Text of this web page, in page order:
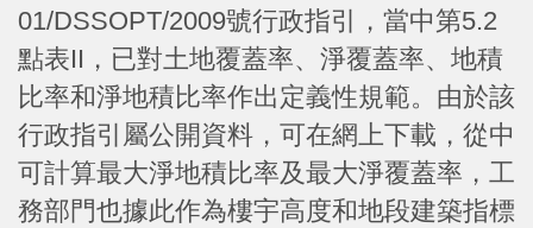
01/DSSOPT/2009號行政指引，當中第5.2
點表II，已對土地覆蓋率、淨覆蓋率、地積
比率和淨地積比率作出定義性規範。由於該
行政指引屬公開資料，可在網上下載，從中
可計算最大淨地積比率及最大淨覆蓋率，工
務部門也據此作為樓宇高度和地段建築指標